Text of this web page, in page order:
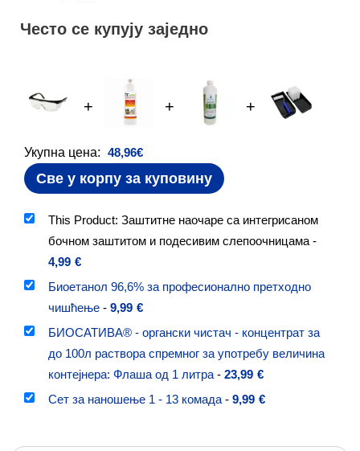
Често се купују заједно
+ + +
Укупна цена: 48,96€
Све у корпу за куповину
This Product: Заштитне наочаре са интегрисаном
бочном заштитом и подесивим слепоочницама -
4,99 €
Биоетанол 96,6% за професионално претходно
чишћење - 9,99 €
БИОСАТИВА® - органски чистач - концентрат за
до 100л раствора спремног за употребу величина
контејнера: Флаша од 1 литра - 23,99 €
Сет за наношење 1 - 13 комада - 9,99 €